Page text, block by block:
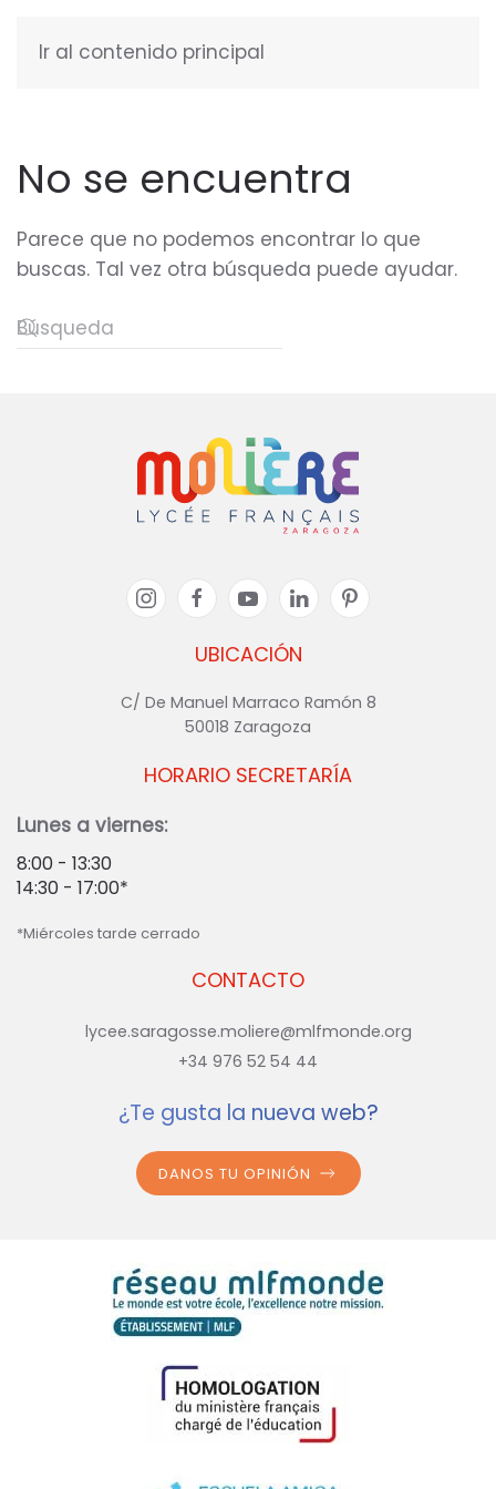
Ir al contenido principal
No se encuentra
Parece que no podemos encontrar lo que
buscas. Tal vez otra búsqueda puede ayudar.
UBICACIÓN
C/ De Manuel Marraco Ramón 8
50018 Zaragoza
CONTACTO
lycee.saragosse.moliere@mlfmonde.org
+34 976 52 54 44
HORARIO SECRETARÍA
Lunes a viernes:
8:00 - 13:30
14:30 - 17:00*
*Miércoles tarde cerrado
¿Te gusta la nueva web?
DANOS TU OPINIÓN